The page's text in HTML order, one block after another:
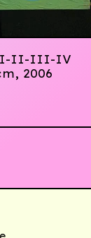
I-II-III-IV
2006